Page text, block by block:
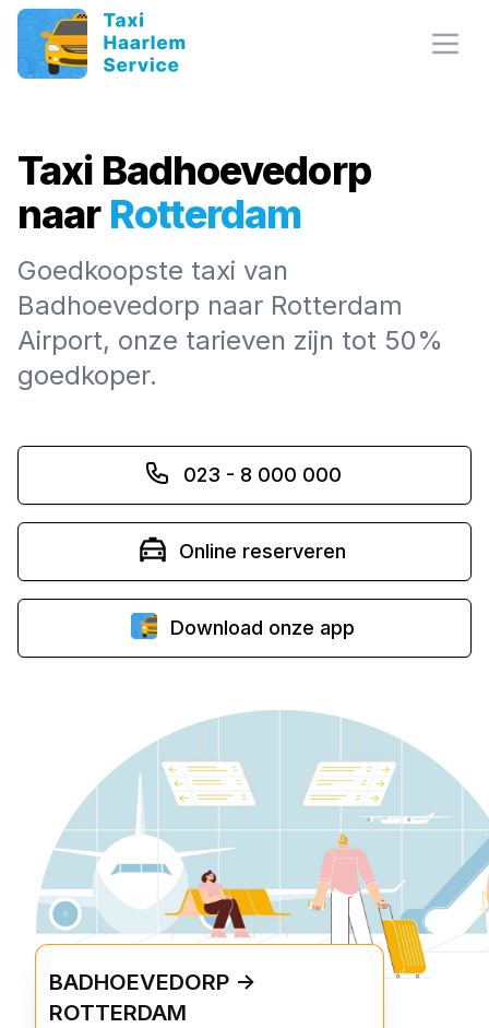
Taxi Badhoevedorp
naar Rotterdam
Goedkoopste taxi van
Badhoevedorp naar Rotterdam
Airport, onze tarieven zijn tot 50%
goedkoper.
023 - 8 000 000
Online reserveren
Download onze app
BADHOEVEDORP ->
ROTTERDAM